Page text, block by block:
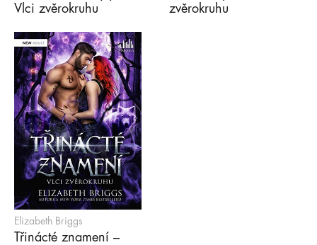
Vlci zvěrokruhu
zvěrokruhu
Elizabeth Briggs
Třinácté znamení –